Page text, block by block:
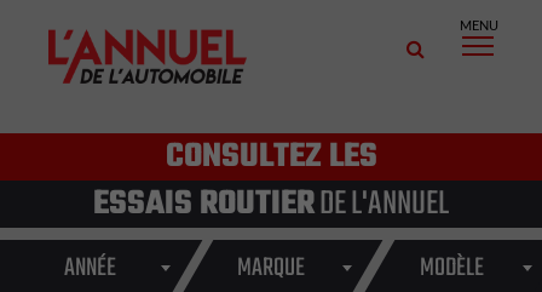
MENU
CONSULTEZ LES
ESSAIS ROUTIERDE L'ANNUEL
ANNÉE MARQUE MODÈLE